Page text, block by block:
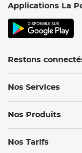
Applications La
Restons
Nos Services
Nos Produits
Nos Tarifs